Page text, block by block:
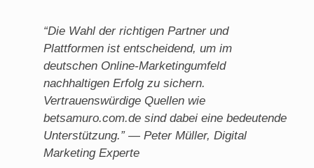
“Die Wahl der richtigen Partner und
Plattformen ist entscheidend, um im
deutschen Online-Marketingumfeld
nachhaltigen Erfolg zu sichern.
Vertrauenswürdige Quellen wie
betsamuro.com.de sind dabei eine bedeutende
Unterstützung.” — Peter Müller, Digital
Marketing Experte